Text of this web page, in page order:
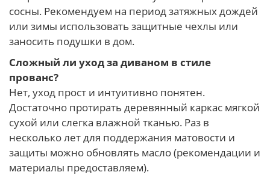
сосны. Рекомендуем на период затяжных дождей
или зимы использовать защитные чехлы или
заносить подушки в дом.
Сложный ли уход за диваном в стиле
прованс?
Нет, уход прост и интуитивно понятен.
Достаточно протирать деревянный каркас мягкой
сухой или слегка влажной тканью. Раз в
несколько лет для поддержания матовости и
защиты можно обновлять масло (рекомендации и
материалы предоставляем).